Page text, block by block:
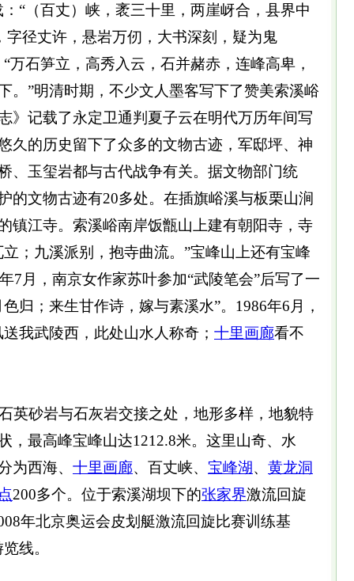
“（百丈）峡，袤三十里，两崖岈合，县界中
字径丈许，悬岩万仞，大书深刻，疑为鬼
万石笋立，高秀入云，石并赭赤，连峰高卑，
。”明清时期，不少文人墨客写下了赞美索溪峪
》记载了永定卫通判夏子云在明代万历年间写
久的历史留下了众多的文物古迹，军邸坪、神
、玉玺岩都与古代战争有关。据文物部门统
的文物古迹有20多处。在插旗峪溪与板栗山涧
镇江寺。索溪峪南岸饭甑山上建有朝阳寺，寺
；九溪派别，抱寺曲流。”宝峰山上还有宝峰
7月，南京女作家苏叶参加“武陵笔会”后写了一
归；来生甘作诗，嫁与素溪水”。1986年6月，
我武陵西，此处山水人称奇； 十里画廊看不
砂岩与石灰岩交接之处，地形多样，地貌特
，最高峰宝峰山达1212.8米。这里山奇、水
为西海、 十里画廊、百丈峡、 宝峰湖、 黄龙洞
200多个。位于索溪湖坝下的张家界激流回旋
年北京奥运会皮划艇激流回旋比赛训练基
线。